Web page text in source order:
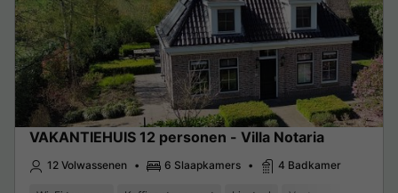
VAKANTIEHUIS 12 personen - Villa Notaria
12 Volwassenen 6 Slaapkamers 4 Badkamer